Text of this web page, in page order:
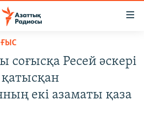
соғысқа Ресей әскері
екі азаматы қаза